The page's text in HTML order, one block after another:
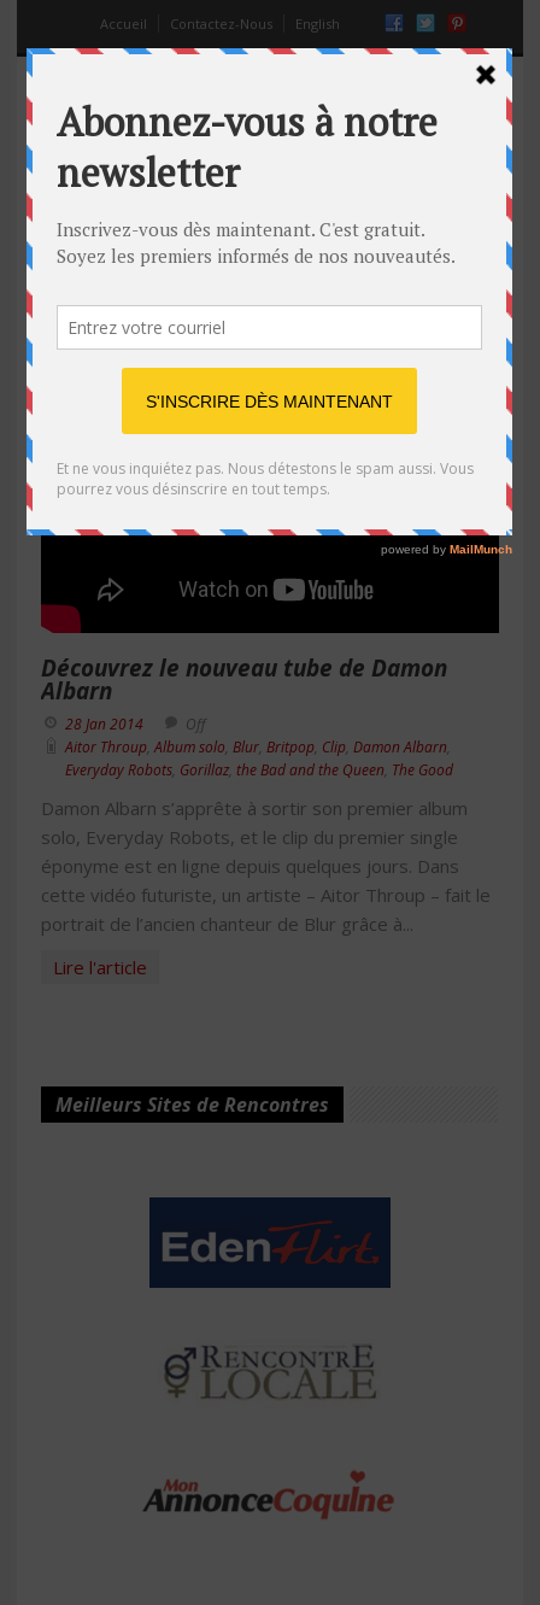
Accueil Contactez-Nous English
Blur
Découvrez le nouveau tube de Damon
Albarn
28 Jan 2014
Off
Aitor Throup ,Album solo Blur Britpop Clip Damon Albarn
Everyday Robots Gorillaz the Bad and the Queen The Good
Damon Albarn s’apprête à sortir son premier album
solo, Everyday Robots, et le clip du premier single
éponyme est en ligne depuis quelques jours. Dans
cette vidéo futuriste, un artiste – Aitor Throup – fait le
portrait de l’ancien chanteur de Blur grâce à...
Lire l'article
Meilleurs Sites de Rencontres